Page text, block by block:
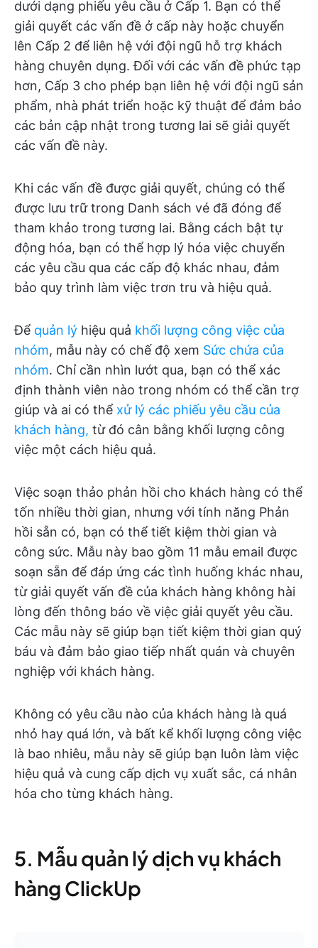
dưới dạng phiếu yêu cầu ở Cấp 1. Bạn có thể
giải quyết các vấn đề ở cấp này hoặc chuyển
lên Cấp 2 để liên hệ với đội ngũ hỗ trợ khách
hàng chuyên dụng. Đối với các vấn đề phức tạp
hơn, Cấp 3 cho phép bạn liên hệ với đội ngũ sản
phẩm, nhà phát triển hoặc kỹ thuật để đảm bảo
các bản cập nhật trong tương lai sẽ giải quyết
các vấn đề này.
Khi các vấn đề được giải quyết, chúng có thể
được lưu trữ trong Danh sách vé đã đóng để
tham khảo trong tương lai. Bằng cách bật tự
động hóa, bạn có thể hợp lý hóa việc chuyển
các yêu cầu qua các cấp độ khác nhau, đảm
bảo quy trình làm việc trơn tru và hiệu quả.
Để quản lý hiệu quả khối lượng công việc của
nhóm, mẫu này có chế độ xem Sức chứa của
nhóm. Chỉ cần nhìn lướt qua, bạn có thể xác
định thành viên nào trong nhóm có thể cần trợ
giúp và ai có thể xử lý các phiếu yêu cầu của
khách hàng, từ đó cân bằng khối lượng công
việc một cách hiệu quả.
Việc soạn thảo phản hồi cho khách hàng có thể
tốn nhiều thời gian, nhưng với tính năng Phản
hồi sẵn có, bạn có thể tiết kiệm thời gian và
công sức. Mẫu này bao gồm 11 mẫu email được
soạn sẵn để đáp ứng các tình huống khác nhau,
từ giải quyết vấn đề của khách hàng không hài
lòng đến thông báo về việc giải quyết yêu cầu.
Các mẫu này sẽ giúp bạn tiết kiệm thời gian quý
báu và đảm bảo giao tiếp nhất quán và chuyên
nghiệp với khách hàng.
Không có yêu cầu nào của khách hàng là quá
nhỏ hay quá lớn, và bất kể khối lượng công việc
là bao nhiêu, mẫu này sẽ giúp bạn luôn làm việc
hiệu quả và cung cấp dịch vụ xuất sắc, cá nhân
hóa cho từng khách hàng.
5. Mẫu quản lý dịch vụ khách
hàng ClickUp